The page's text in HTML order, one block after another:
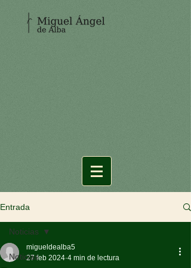
Entrada
Noticias
Noticias
migueldealba5
27 feb 2024 4 min de lectura